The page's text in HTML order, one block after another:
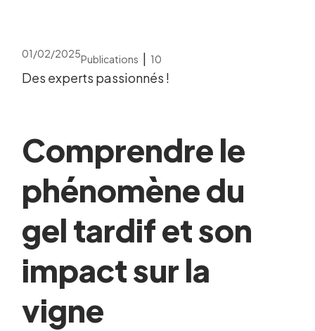
01/02/2025Publications | 10
Des experts passionnés !
Comprendre le
phénomène du
gel tardif et son
impact sur la
vigne